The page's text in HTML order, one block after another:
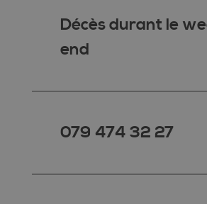
Décès durant le
end
079 474 32 27